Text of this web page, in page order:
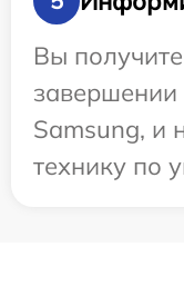
Вы
завершении
Samsung, и
технику по